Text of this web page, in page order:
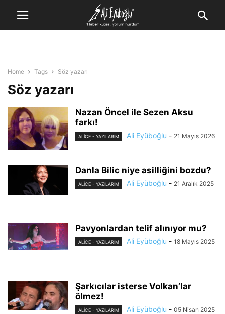
Home Tags Söz yazarı
Söz yazarı
Nazan Öncel ile Sezen Aksu
farkı!
ALİCE - YAZILARIM Ali Eyüboğlu - 21 Mayıs 2026
Danla Bilic niye asilliğini bozdu?
ALİCE - YAZILARIM Ali Eyüboğlu - 21 Aralık 2025
Pavyonlardan telif alınıyor mu?
ALİCE - YAZILARIM Ali Eyüboğlu - 18 Mayıs 2025
Şarkıcılar isterse Volkan’lar
ölmez!
ALİCE - YAZILARIM Ali Eyüboğlu - 05 Nisan 2025